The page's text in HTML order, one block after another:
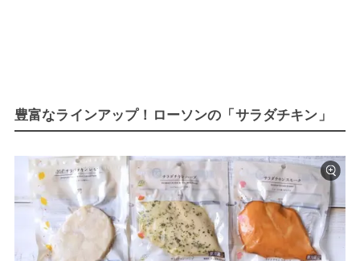
豊富なラインアップ！ローソンの「サラダチキン」